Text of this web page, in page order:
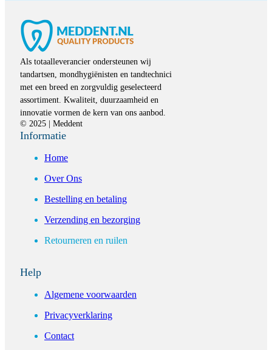
Als totaalleverancier ondersteunen wij
tandartsen, mondhygiënisten en tandtechnici
met een breed en zorgvuldig geselecteerd
assortiment. Kwaliteit, duurzaamheid en
innovatie vormen de kern van ons aanbod.
© 2025 | Meddent
Informatie
Home
Over Ons
Bestelling en betaling
Verzending en bezorging
Retourneren en ruilen
Help
Algemene voorwaarden
Privacyverklaring
Contact